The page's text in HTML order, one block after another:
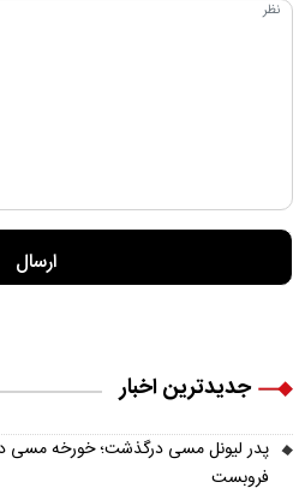
جدیدترین اخبار
فروبست